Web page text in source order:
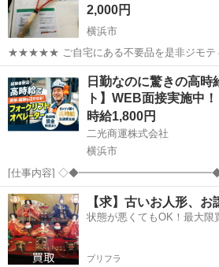
2,000円
横浜市
★★★★★ ご自宅にある不要品を是非ジモテ
みしませんか？ 家電、趣味・スポーツ・レ
衣料服飾品、生活雑貨、家具、本、CD・
ち込めます！ ※詳細はこ...
横浜市 テニス RADICAL
日勤なのに驚きの高時
ト】WEB面接実施中！
時給1,800円
二光商運株式会社
横浜市
[仕事内容]
あり スピード面接実施中なので 最
◇◆━━━━━━━━━━━━━◆◇ 大手物流倉庫にてフォークリフ
トオペレーターを お任せいたし...
神奈川 横浜市 工場
【求】古いお人形、お
状態が悪くてもOK！最大限
プリフラ